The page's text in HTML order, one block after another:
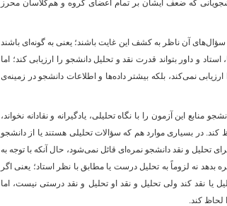
که ضعف ایشان بر تمام اعضای گروه و هم‌کلاسان محرز
آن ناظر به کشف این غایت باشند؛ یعنی به گونه‌ای باشند
و داور بتواند قدرت نقد و تحلیل دانشجو را ارزیابی کند؛ اما
نمی‌کند، بلکه بیشتر داده‌ها و اطلاعات دانشجو در زمینه‌ی
این آزمون را با نگاه تحلیلی، یادگیرانه و نقادانه نخواند،
در بسیاری موارد هم که سؤالات تحلیلی هستند یا از دانشجو
تحلیل و نقد دانشجو نمره‌ای قائل نمی‌شود، حال آنکه با توجه به
نه لزوماً به تحلیل درست یا مطابق با نظر استاد؛ یعنی اگر
یا نقد کند ولی تحلیل و نقد او تحلیل و نقد درستی نیست، اما
لحاظ کند.